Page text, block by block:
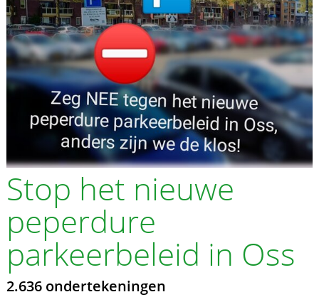
Stop het nieuwe
peperdure
parkeerbeleid in Oss
2.636 ondertekeningen